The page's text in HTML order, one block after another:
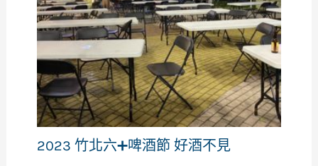
2023 竹北六➕啤酒節 好酒不見